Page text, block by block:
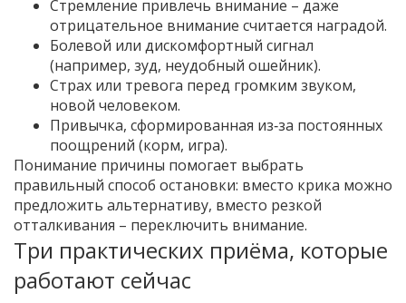
Стремление привлечь внимание – даже
отрицательное внимание считается наградой.
Болевой или дискомфортный сигнал
(например, зуд, неудобный ошейник).
Страх или тревога перед громким звуком,
новой человеком.
Привычка, сформированная из‑за постоянных
поощрений (корм, игра).
Понимание причины помогает выбрать
правильный способ остановки: вместо крика можно
предложить альтернативу, вместо резкой
отталкивания – переключить внимание.
Три практических приёма, которые
работают сейчас